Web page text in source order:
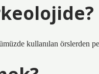
kullanılan örslerden